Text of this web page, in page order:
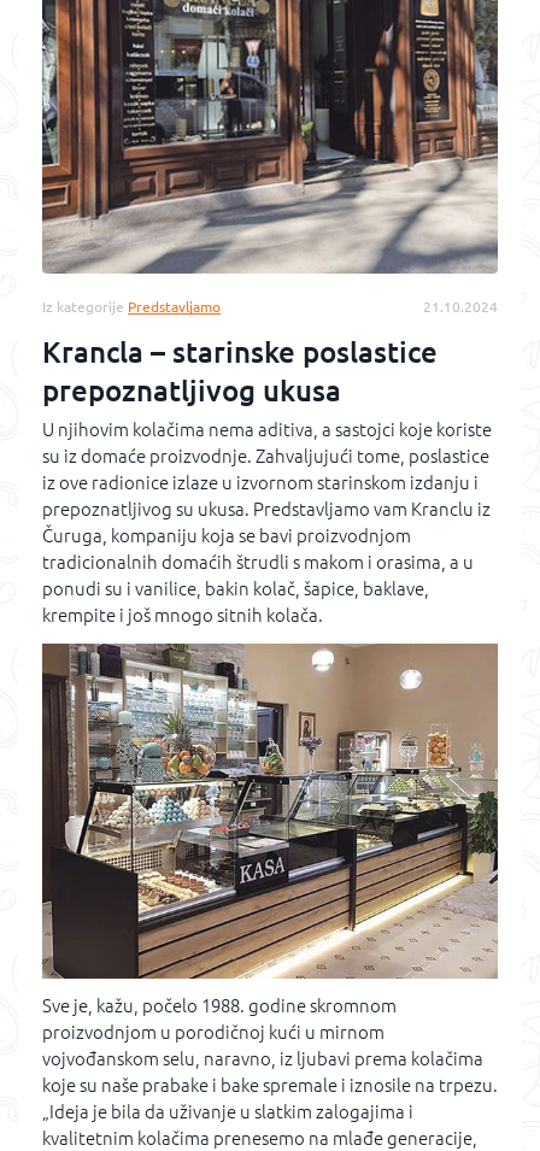
Iz kategorije Predstavljamo 21.10.2024
Krancla – starinske poslastice
prepoznatljivog ukusa
U njihovim kolačima nema aditiva, a sastojci koje koriste
su iz domaće proizvodnje. Zahvaljujući tome, poslastice
iz ove radionice izlaze u izvornom starinskom izdanju i
prepoznatljivog su ukusa. Predstavljamo vam Kranclu iz
Čuruga, kompaniju koja se bavi proizvodnjom
tradicionalnih domaćih štrudli s makom i orasima, a u
ponudi su i vanilice, bakin kolač, šapice, baklave,
krempite i još mnogo sitnih kolača.
Sve je, kažu, počelo 1988. godine skromnom
proizvodnjom u porodičnoj kući u mirnom
vojvođanskom selu, naravno, iz ljubavi prema kolačima
koje su naše prabake i bake spremale i iznosile na trpezu.
„Ideja je bila da uživanje u slatkim zalogajima i
kvalitetnim kolačima prenesemo na mlađe generacije,